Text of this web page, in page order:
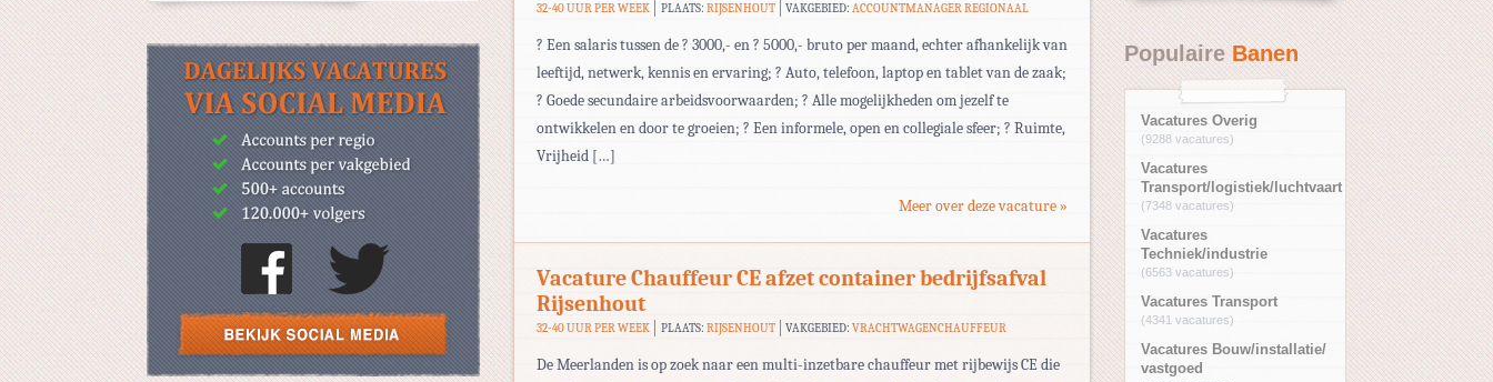
32-40 UUR PER WEEK PLAATS: RIJSENHOUT VAKGEBIED:ACCOUNTMANAGER REGIONAAL
? Een salaris tussen de ? 3000,- en ? 5000,- bruto per maand, echter afhankelijk van
leeftijd, netwerk, kennis en ervaring; ? Auto, telefoon, laptop en tablet van de zaak;
? Goede secundaire arbeidsvoorwaarden; ? Alle mogelijkheden om jezelf te
ontwikkelen en door te groeien; ? Een informele, open en collegiale sfeer; ? Ruimte,
Vrijheid […]
Meer over deze vacature »
Vacature Chauffeur CE afzet container bedrijfsafval
Rijsenhout
32-40 UUR PER WEEK PLAATS: RIJSENHOUT VAKGEBIED:VRACHTWAGENCHAUFFEUR
De Meerlanden is op zoek naar een multi-inzetbare chauffeur met rijbewijs CE die
PopulaireBanen
Vacatures Overig
(9288 vacatures)
Vacatures
Transport/logistiek/luchtvaart
(7348 vacatures)
Vacatures
Techniek/industrie
(6563 vacatures)
Vacatures Transport
(4341 vacatures)
Vacatures Bouw/installatie/
vastgoed